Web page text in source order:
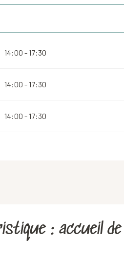
14:00 - 17:30
14:00 - 17:30
14:00 - 17:30
: accueil